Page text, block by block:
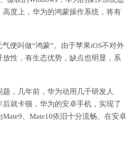
度上，华为的鸿蒙操作系统，将有
便叫做“鸿蒙”。由于苹果iOS不对外
性，有生态优势，缺点也明显，系
，几年前，华为动用几千研发人
就卡顿，华为的安卓手机，实现了
、Mate10依旧十分流畅。在安卓